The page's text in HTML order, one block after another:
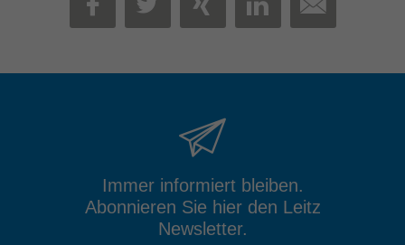
FACEBOOK
TWITTER
XINGLINKEDIN
MAIL
Immer informiert bleiben.
Abonnieren Sie hier den Leitz
Newsletter.